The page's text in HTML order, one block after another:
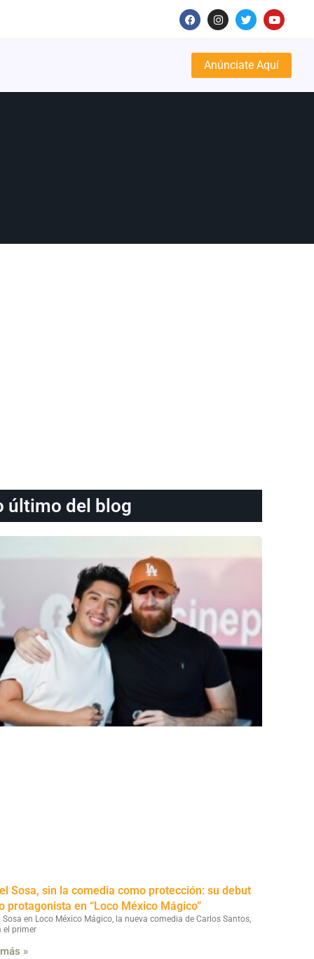
Anúnciate Aquí
último del blog
Sosa, sin la comedia como protección: su debut
protagonista en “Loco México Mágico”
Sosa en Loco México Mágico, la nueva comedia de Carlos Santos,
el primer
»